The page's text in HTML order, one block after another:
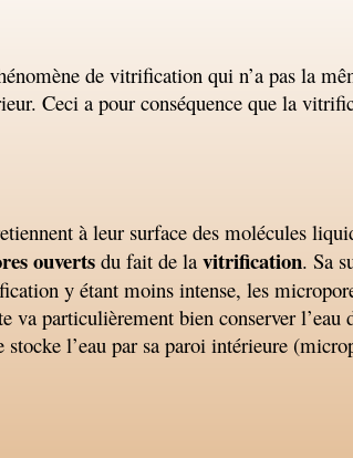
de vitrification qui n’a pas la
Ceci a pour conséquence que la
à leur surface des molécules
ouvertsdu fait de la vitrification. Sa
y étant moins intense, les
va particulièrement bien conserver
l’eau par sa paroi intérieure